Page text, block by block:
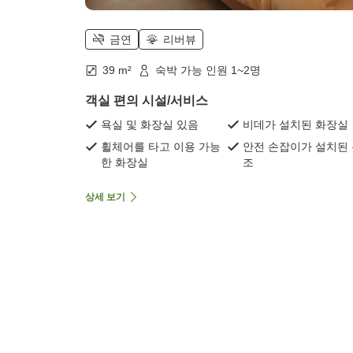
금연 리버뷰
39 m² 숙박 가능 인원 1~2명
객실 편의 시설/서비스
욕실 및 화장실 있음
비데가 설치된 화장실
휠체어를 타고 이용 가능
한 화장실
안전 손잡이가 설치된
조
상세 보기